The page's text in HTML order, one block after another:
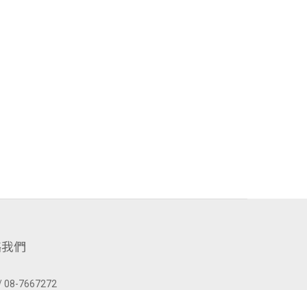
們
08-7667272